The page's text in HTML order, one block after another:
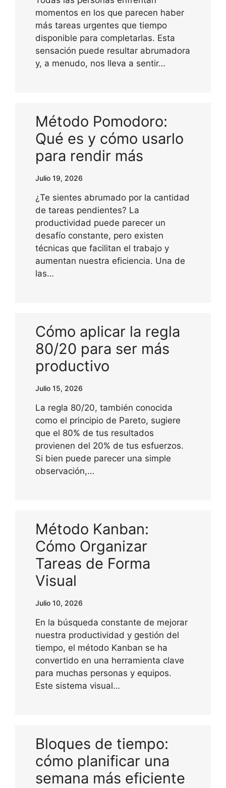
momentos en los que parecen haber
más tareas urgentes que tiempo
disponible para completarlas. Esta
sensación puede resultar abrumadora
y, a menudo, nos lleva a sentir…
Método Pomodoro:
Qué es y cómo usarlo
para rendir más
Julio 19, 2026
¿Te sientes abrumado por la cantidad
de tareas pendientes? La
productividad puede parecer un
desafío constante, pero existen
técnicas que facilitan el trabajo y
aumentan nuestra eficiencia. Una de
las…
Cómo aplicar la regla
80/20 para ser más
productivo
Julio 15, 2026
La regla 80/20, también conocida
como el principio de Pareto, sugiere
que el 80% de tus resultados
provienen del 20% de tus esfuerzos.
Si bien puede parecer una simple
observación,…
Método Kanban:
Cómo Organizar
Tareas de Forma
Visual
Julio 10, 2026
En la búsqueda constante de mejorar
nuestra productividad y gestión del
tiempo, el método Kanban se ha
convertido en una herramienta clave
para muchas personas y equipos.
Este sistema visual…
Bloques de tiempo:
cómo planificar una
semana más eficiente